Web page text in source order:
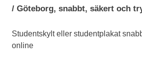
/ Göteborg, snabbt, säkert och
Studentskylt eller studentplakat
online